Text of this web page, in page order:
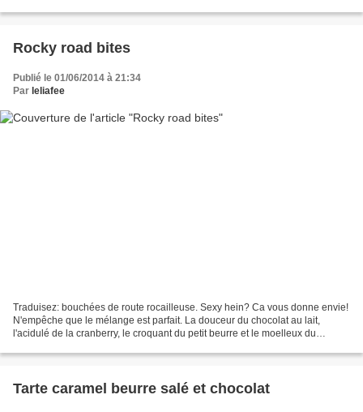
Rocky road bites
Publié le 01/06/2014 à 21:34
Par leliafee
Traduisez: bouchées de route rocailleuse. Sexy hein? Ca vous donne envie!
N'empêche que le mélange est parfait. La douceur du chocolat au lait,
l'acidulé de la cranberry, le croquant du petit beurre et le moelleux du
Tarte caramel beurre salé et chocolat